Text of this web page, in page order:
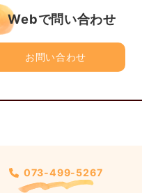
Webで問い合わせ
お問い合わせ
073-499-5267